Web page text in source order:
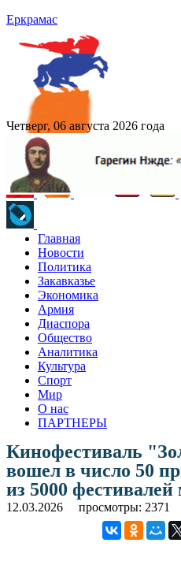
Еркрамас
Четверг, 06 августа 2026 года
Главная
Новости
Политика
Закавказье
Экономика
Армия
Диаспора
Общество
Аналитика
Культура
Спорт
Мир
О нас
ПАРТНЕРЫ
Кинофестиваль
вошел в число 50
из 5000 фестивалей
12.03.2026 просмотры: 2371